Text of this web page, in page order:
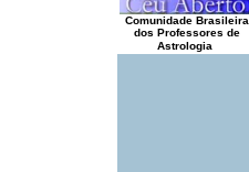
Comunidade Brasileira
dos Professores de
Astrologia